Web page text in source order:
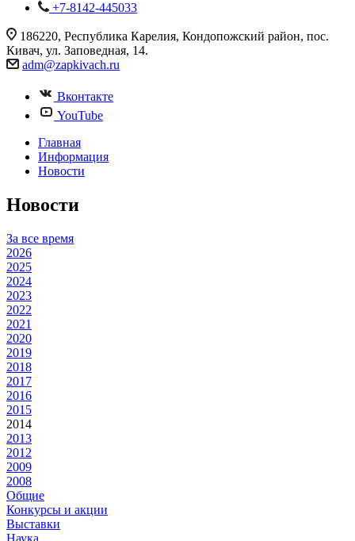
+7-8142-445033
186220, Республика Карелия, Кондопожский район, пос.
Кивач, ул. Заповедная, 14.
adm@zapkivach.ru
Вконтакте
YouTube
Главная
Информация
Новости
Новости
За все время
2026
2025
2024
2023
2022
2021
2020
2019
2018
2017
2016
2015
2014
2013
2012
2009
2008
Общие
Конкурсы и акции
Выставки
Наука